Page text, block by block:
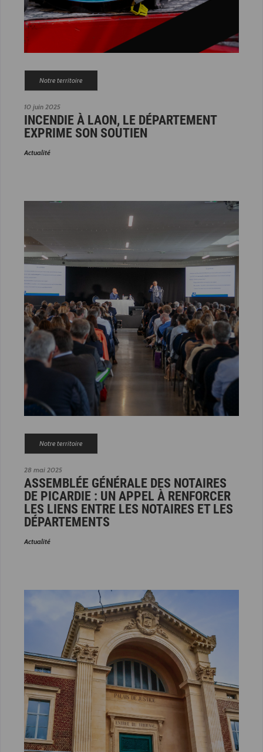
10 juin 2025
Notre territoire
INCENDIE À LAON, LE DÉPARTEMENT
EXPRIME SON SOUTIEN
Actualité
28 mai 2025
Notre territoire
ASSEMBLÉE GÉNÉRALE DES NOTAIRES
DE PICARDIE : UN APPEL À RENFORCER
LES LIENS ENTRE LES NOTAIRES ET LES
DÉPARTEMENTS
Actualité